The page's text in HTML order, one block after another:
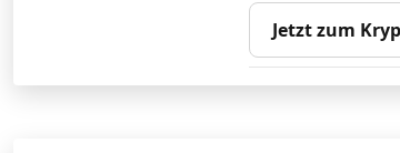
Jetzt zum